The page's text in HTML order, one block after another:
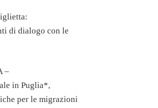
di dialogo con le
–
in Puglia*,
per le migrazioni